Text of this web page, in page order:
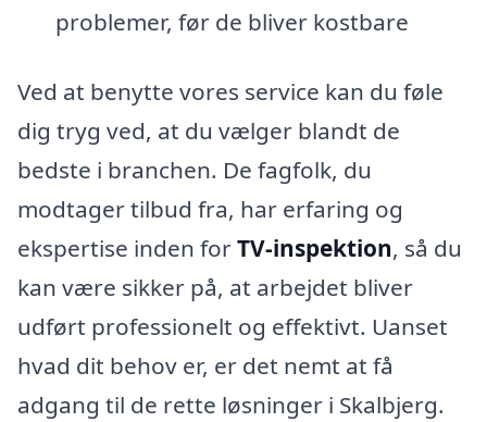
problemer, før de bliver kostbare
Ved at benytte vores service kan du føle
dig tryg ved, at du vælger blandt de
bedste i branchen. De fagfolk, du
modtager tilbud fra, har erfaring og
ekspertise inden forTV-inspektion, så du
kan være sikker på, at arbejdet bliver
udført professionelt og effektivt. Uanset
hvad dit behov er, er det nemt at få
adgang til de rette løsninger i Skalbjerg.